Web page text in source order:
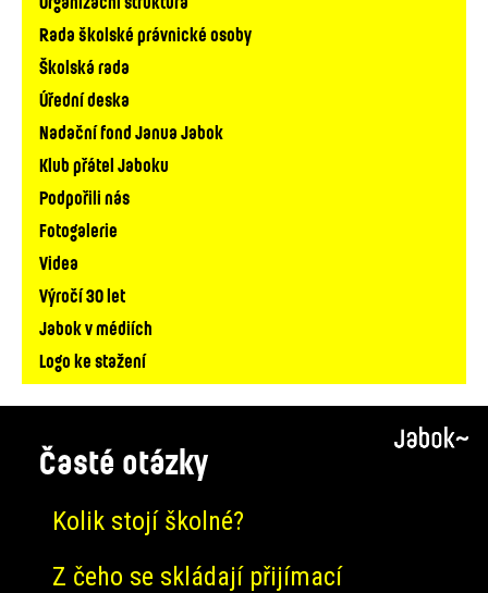
Rada školské právnické osoby
Školská rada
Úřední deska
Nadační fond Janua Jabok
Klub přátel Jaboku
Podpořili nás
Fotogalerie
Videa
Výročí 30 let
Jabok v médiích
Logo ke stažení
Časté otázky
Kolik stojí školné?
Z čeho se skládají přijímací